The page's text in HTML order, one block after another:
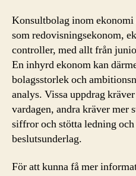
Konsultbolag inom
som redovisningsekonom,
controller, med allt från
En inhyrd ekonom kan
bolagsstorlek och
analys. Vissa uppdrag
vardagen, andra kräver mer
siffror och stötta ledning
beslutsunderlag.
För att kunna få mer